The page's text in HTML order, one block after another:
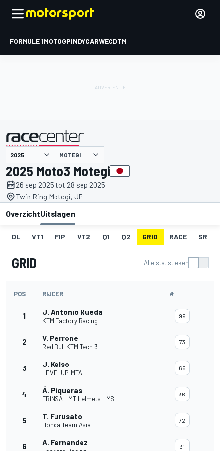
FORMULE 1MOTOGPINDYCARWECDTM
gepresenteerd door MOTEGI
2025 Moto3 Motegi
26 sep 2025 tot 28 sep 2025
Twin Ring Motegi, JP
OverzichtUitslagen
DL VT1 FIP VT2 Q1 Q2 GRID RACE SR
GRID Alle statistieken
POS RIJDER #
1 J. Antonio Rueda
KTM Factory Racing
99
2 V. Perrone
Red Bull KTM Tech 3
73
3 J. Kelso
LEVELUP-MTA
66
4 Á. Piqueras
FRINSA - MT Helmets - MSI
36
5 T. Furusato
Honda Team Asia
72
6 A. Fernandez 31